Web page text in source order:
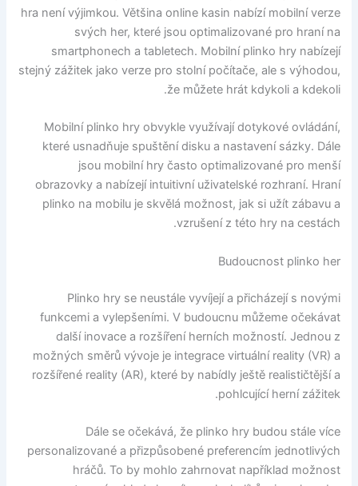
hra není výjimkou. Většina online kasin nabízí mobilní verze
svých her, které jsou optimalizované pro hraní na
smartphonech a tabletech. Mobilní plinko hry nabízejí
stejný zážitek jako verze pro stolní počítače, ale s výhodou,
že můžete hrát kdykoli a kdekoli.
Mobilní plinko hry obvykle využívají dotykové ovládání,
které usnadňuje spuštění disku a nastavení sázky. Dále
jsou mobilní hry často optimalizované pro menší
obrazovky a nabízejí intuitivní uživatelské rozhraní. Hraní
plinko na mobilu je skvělá možnost, jak si užít zábavu a
vzrušení z této hry na cestách.
Budoucnost plinko her
Plinko hry se neustále vyvíjejí a přicházejí s novými
funkcemi a vylepšeními. V budoucnu můžeme očekávat
další inovace a rozšíření herních možností. Jednou z
možných směrů vývoje je integrace virtuální reality (VR) a
rozšířené reality (AR), které by nabídly ještě realističtější a
pohlcující herní zážitek.
Dále se očekává, že plinko hry budou stále více
personalizované a přizpůsobené preferencím jednotlivých
hráčů. To by mohlo zahrnovat například možnost